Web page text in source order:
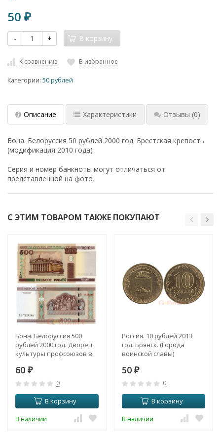
50 ₽
- + В корзину
К сравнению В избранное
Категории: 50 рублей
Описание Характеристики Отзывы (0)
Бона. Белоруссия 50 рублей 2000 год. Брестская крепость.
(модификация 2010 года)
Серия и номер банкноты могут отличаться от
представленной на фото.
С ЭТИМ ТОВАРОМ ТАКЖЕ ПОКУПАЮТ
Бона. Белоруссия 500
рублей 2000 год. Дворец
культуры профсоюзов в
60 ₽
0
В корзину
В наличии
Россия. 10 рублей 2013
год. Брянск. (Города
воинской славы)
50 ₽
0
В корзину
В наличии